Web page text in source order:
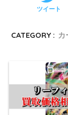
ツイート
CATEGORY : カ